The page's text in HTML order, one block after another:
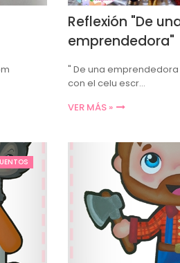
Reflexión "De
emprendedora"
" De una
con el celu escr…
VER MÁS »